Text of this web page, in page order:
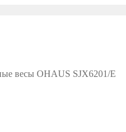
весы OHAUS SJX6201/E